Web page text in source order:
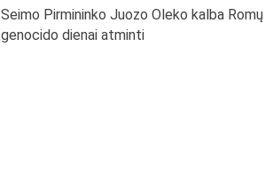
Seimo Pirmininko Juozo Oleko kalba Romų
genocido dienai atminti